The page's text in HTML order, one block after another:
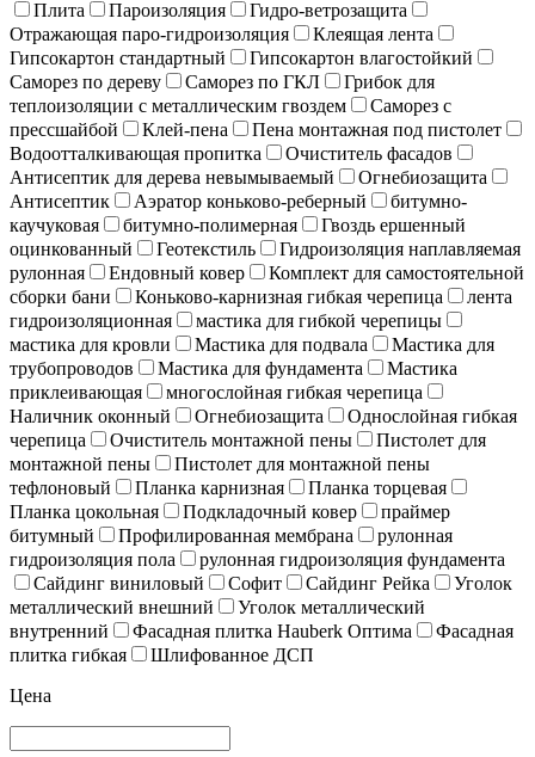
Плита Пароизоляция
Гидро-ветрозащита
Отражающая паро-гидроизоляция
Клеящая лента
Гипсокартон стандартный
Гипсокартон влагостойкий
Саморез по дереву
Саморез по ГКЛ
Грибок для
теплоизоляции с металлическим гвоздем
Саморез с
прессшайбой
Клей-пена
Пена монтажная под пистолет
Водоотталкивающая пропитка
Очиститель фасадов
Антисептик для дерева невымываемый
Огнебиозащита
Антисептик
Аэратор коньково-реберный
битумно-
каучуковая
битумно-полимерная
Гвоздь ершенный
оцинкованный
Геотекстиль
Гидроизоляция наплавляемая
рулонная
Ендовный ковер
Комплект для самостоятельной
сборки бани
Коньково-карнизная гибкая черепица
лента
гидроизоляционная
мастика для гибкой черепицы
мастика для кровли
Мастика для подвала
Мастика для
трубопроводов
Мастика для фундамента
Мастика
приклеивающая
многослойная гибкая черепица
Наличник оконный
Огнебиозащита
Однослойная гибкая
черепица
Очиститель монтажной пены
Пистолет для
монтажной пены
Пистолет для монтажной пены
тефлоновый
Планка карнизная
Планка торцевая
Планка цокольная
Подкладочный ковер
праймер
битумный
Профилированная мембрана
рулонная
гидроизоляция пола
рулонная гидроизоляция фундамента
Сайдинг виниловый
Софит Сайдинг Рейка
Уголок
металлический внешний
Уголок металлический
внутренний
Фасадная плитка Hauberk Оптима
Фасадная
плитка гибкая
Шлифованное ДСП
Цена